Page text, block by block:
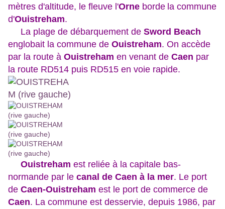
mètres d'altitude, le fleuve l'Orne borde la commune
d'Ouistreham.
La plage de débarquement de Sword Beach
englobait la commune de Ouistreham. On accède
par la route à Ouistreham en venant de Caen par
la route RD514 puis RD515 en voie rapide.
Ouistreham est reliée à la capitale bas-
normande par le canal de Caen à la mer. Le port
de Caen-Ouistreham est le port de commerce de
Caen. La commune est desservie, depuis 1986, par